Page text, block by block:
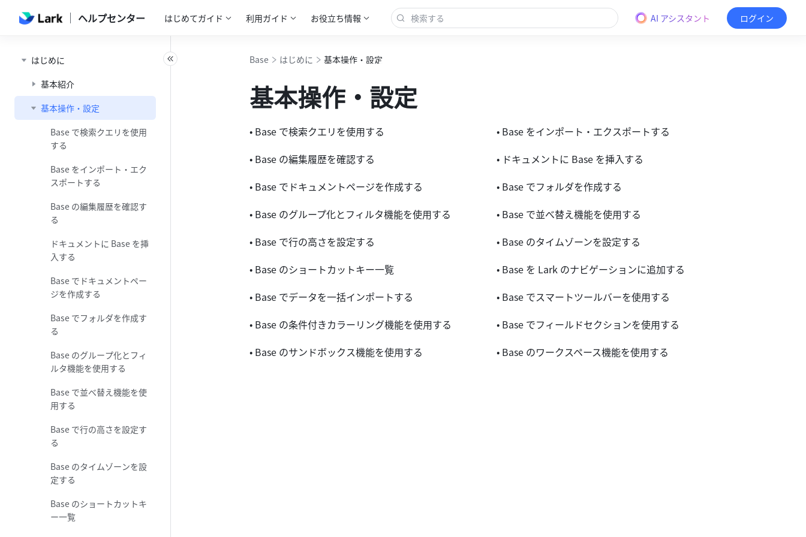
ヘルプセンター はじめてガイド 利用ガイド お役立ち情報 AI アシスタント ログイン
はじめに
基本紹介
基本操作・設定
Base で検索クエリを使用
する
Base をインポート・エク
スポートする
Base の編集履歴を確認す
る
ドキュメントに Base を挿
入する
Base でドキュメントペー
ジを作成する
Base でフォルダを作成す
る
Base のグループ化とフィ
ルタ機能を使用する
Base で並べ替え機能を使
用する
Base で行の高さを設定す
る
Base のタイムゾーンを設
定する
Base のショートカットキ
ー一覧
Base はじめに 基本操作・設定
基本操作・設定
• Base で検索クエリを使用する
• Base をインポート・エクスポートする
• Base の編集履歴を確認する
• ドキュメントに Base を挿入する
• Base でドキュメントページを作成する
• Base でフォルダを作成する
• Base のグループ化とフィルタ機能を使用する
• Base で並べ替え機能を使用する
• Base で行の高さを設定する
• Base のタイムゾーンを設定する
• Base のショートカットキー一覧
• Base を Lark のナビゲーションに追加する
• Base でデータを一括インポートする
• Base でスマートツールバーを使用する
• Base の条件付きカラーリング機能を使用する
• Base でフィールドセクションを使用する
• Base のサンドボックス機能を使用する
• Base のワークスペース機能を使用する